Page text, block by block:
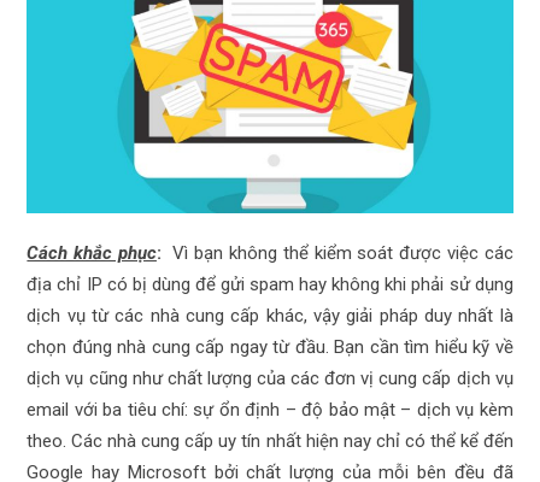
Cách khắc phục: Vì bạn không thể kiểm soát được việc các
địa chỉ IP có bị dùng để gửi spam hay không khi phải sử dụng
dịch vụ từ các nhà cung cấp khác, vậy giải pháp duy nhất là
chọn đúng nhà cung cấp ngay từ đầu. Bạn cần tìm hiểu kỹ về
dịch vụ cũng như chất lượng của các đơn vị cung cấp dịch vụ
email với ba tiêu chí: sự ổn định – độ bảo mật – dịch vụ kèm
theo.Các nhà cung cấp uy tín nhất hiện nay chỉ có thể kể đến
Google hay Microsoft bởi chất lượng của mỗi bên đều đã